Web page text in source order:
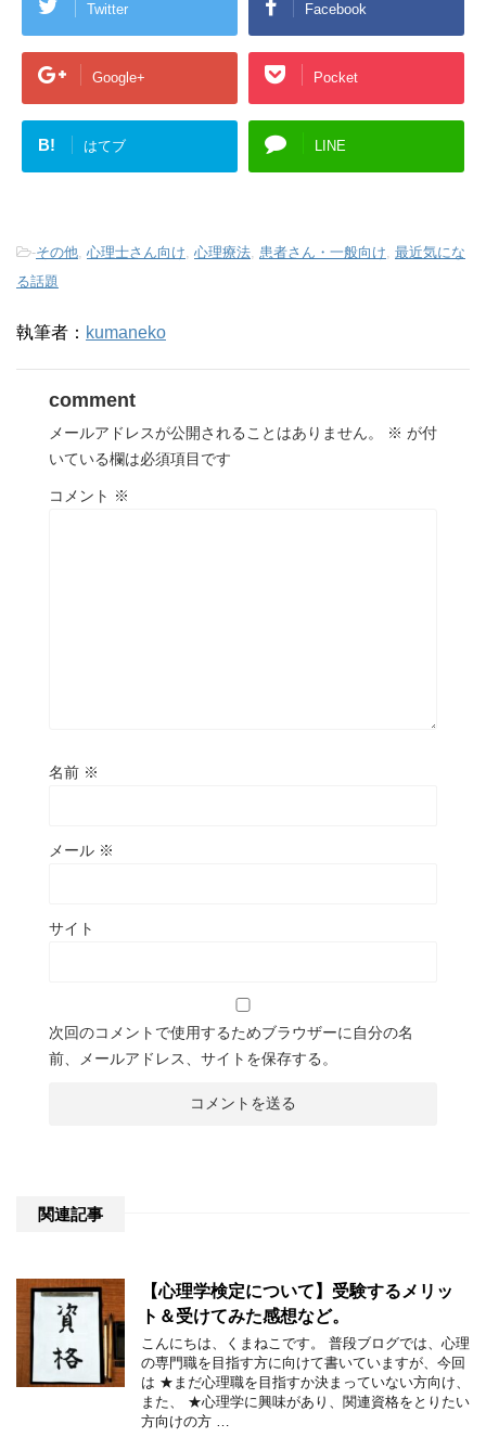
Twitter Facebook
Google+ Pocket
B! はてブ LINE
-その他 心理士さん向け 心理療法 患者さん・一般向け 最近気にな
る話題
執筆者： kumaneko
comment
メールアドレスが公開されることはありません。 ※ が付
いている欄は必須項目です
コメント ※
名前 ※
メール ※
サイト
次回のコメントで使用するためブラウザーに自分の名
前、メールアドレス、サイトを保存する。
関連記事
【心理学検定について】受験するメリッ
ト＆受けてみた感想など。
こんにちは、くまねこです。 普段ブログでは、心理
の専門職を目指す方に向けて書いていますが、今回
は ★まだ心理職を目指すか決まっていない方向け、
また、 ★心理学に興味があり、関連資格をとりたい
方向けの方 …